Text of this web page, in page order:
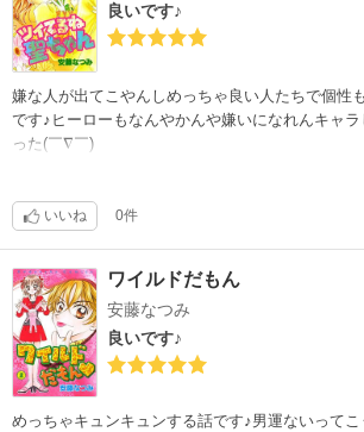
良いです♪
嫌な人が出てこやんしめっちゃ良い人たちで個性
です♪ヒーローもなんやかんや嫌いになれんキャ
った(￣∇￣)
いいね 0件
ワイルドだもん
安藤なつみ
良いです♪
めっちゃキュンキュンする話です♪男運ないって